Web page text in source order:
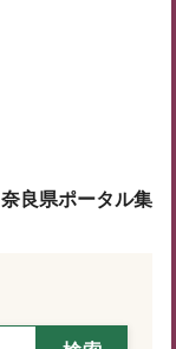
奈良県ポータル集